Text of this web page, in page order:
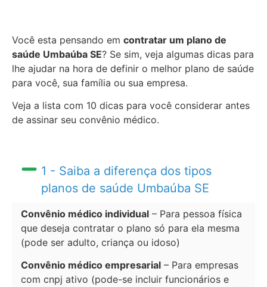
Você esta pensando em contratar um plano de
saúde Umbaúba SE? Se sim, veja algumas dicas para
lhe ajudar na hora de definir o melhor plano de saúde
para você, sua família ou sua empresa.
Veja a lista com 10 dicas para você considerar antes
de assinar seu convênio médico.
1 - Saiba a diferença dos tipos
planos de saúde Umbaúba SE
Convênio médico individual – Para pessoa física
que deseja contratar o plano só para ela mesma
(pode ser adulto, criança ou idoso)
Convênio médico empresarial – Para empresas
com cnpj ativo (pode-se incluir funcionários e